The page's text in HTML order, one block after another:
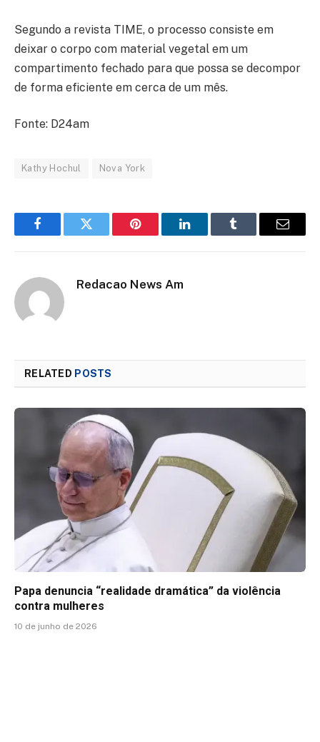
Segundo a revista TIME, o processo consiste em
deixar o corpo com material vegetal em um
compartimento fechado para que possa se decompor
de forma eficiente em cerca de um mês.
Fonte: D24am
Kathy Hochul Nova York
FacebookTwitter Pinterest LinkedInTumblr Email
Redacao News Am
RELATED POSTS
Papa denuncia “realidade dramática” da violência
contra mulheres
10 de junho de 2026